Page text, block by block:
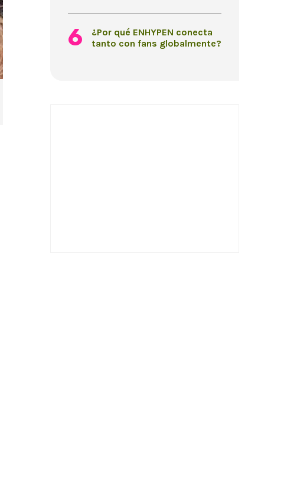
¿Por qué ENHYPEN conecta
tanto con fans globalmente?